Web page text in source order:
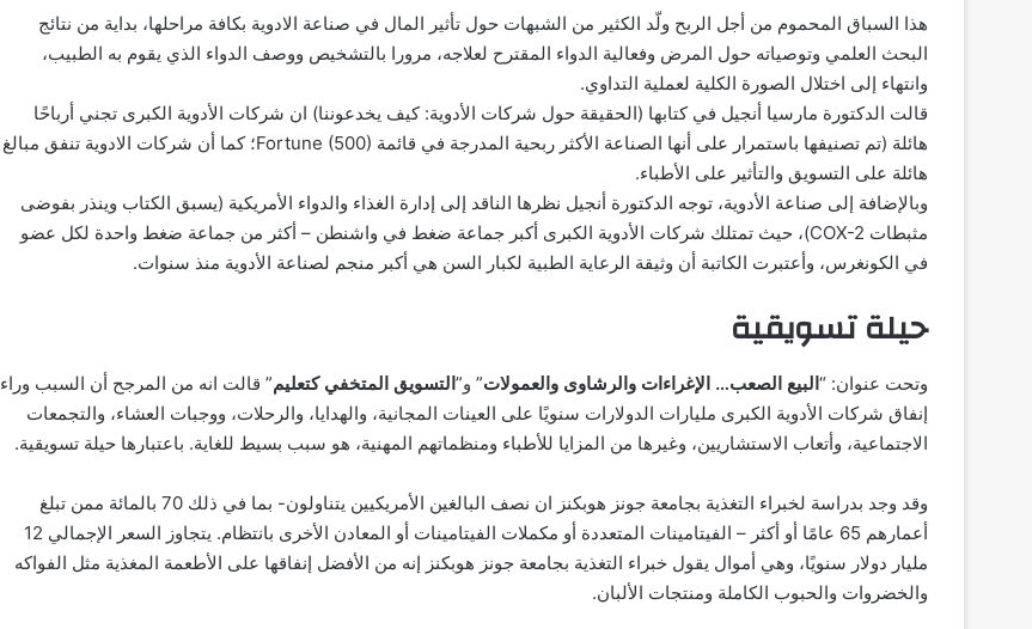
هذا السباق المحموم من أجل الربح ولّد الكثير من الشبهات حول تأثير المال في صناعة الادوية بكافة مراحلها، بداية من نتائج
البحث العلمي وتوصياته حول المرض وفعالية الدواء المقترح لعلاجه، مرورا بالتشخيص ووصف الدواء الذي يقوم به الطبيب،
وانتهاء إلى اختلال الصورة الكلية لعملية التداوي.
قالت الدكتورة مارسيا أنجيل في كتابها (الحقيقة حول شركات الأدوية: كيف يخدعوننا) ان شركات الأدوية الكبرى تجني أرباحًا
هائلة (تم تصنيفها باستمرار على أنها الصناعة الأكثر ربحية المدرجة في قائمة Fortune (500)؛ كما أن شركات الادوية تنفق مبالغ
هائلة على التسويق والتأثير على الأطباء.
وبالإضافة إلى صناعة الأدوية، توجه الدكتورة أنجيل نظرها الناقد إلى إدارة الغذاء والدواء الأمريكية (يسبق الكتاب وينذر بفوضى
مثبطات COX-2)، حيث تمتلك شركات الأدوية الكبرى أكبر جماعة ضغط في واشنطن – أكثر من جماعة ضغط واحدة لكل عضو
في الكونغرس، وأعتبرت الكاتبة أن وثيقة الرعاية الطبية لكبار السن هي أكبر منجم لصناعة الأدوية منذ سنوات.
حيلة تسويقية
وتحت عنوان: “البيع الصعب… الإغراءات والرشاوى والعمولات” و”التسويق المتخفي كتعليم” قالت انه من المرجح أن السبب وراء
إنفاق شركات الأدوية الكبرى مليارات الدولارات سنويًا على العينات المجانية، والهدايا، والرحلات، ووجبات العشاء، والتجمعات
الاجتماعية، وأتعاب الاستشاريين، وغيرها من المزايا للأطباء ومنظماتهم المهنية، هو سبب بسيط للغاية. باعتبارها حيلة تسويقية.
وقد وجد بدراسة لخبراء التغذية بجامعة جونز هوبكنز ان نصف البالغين الأمريكيين يتناولون- بما في ذلك 70 بالمائة ممن تبلغ
أعمارهم 65 عامًا أو أكثر – الفيتامينات المتعددة أو مكملات الفيتامينات أو المعادن الأخرى بانتظام. يتجاوز السعر الإجمالي 12
مليار دولار سنويًا، وهي أموال يقول خبراء التغذية بجامعة جونز هوبكنز إنه من الأفضل إنفاقها على الأطعمة المغذية مثل الفواكه
والخضروات والحبوب الكاملة ومنتجات الألبان.